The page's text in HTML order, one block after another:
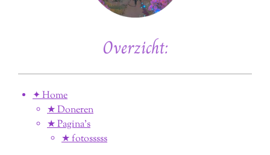
Overzicht:
✦ Home
★ Doneren
★ Pagina’s
★ fotosssss